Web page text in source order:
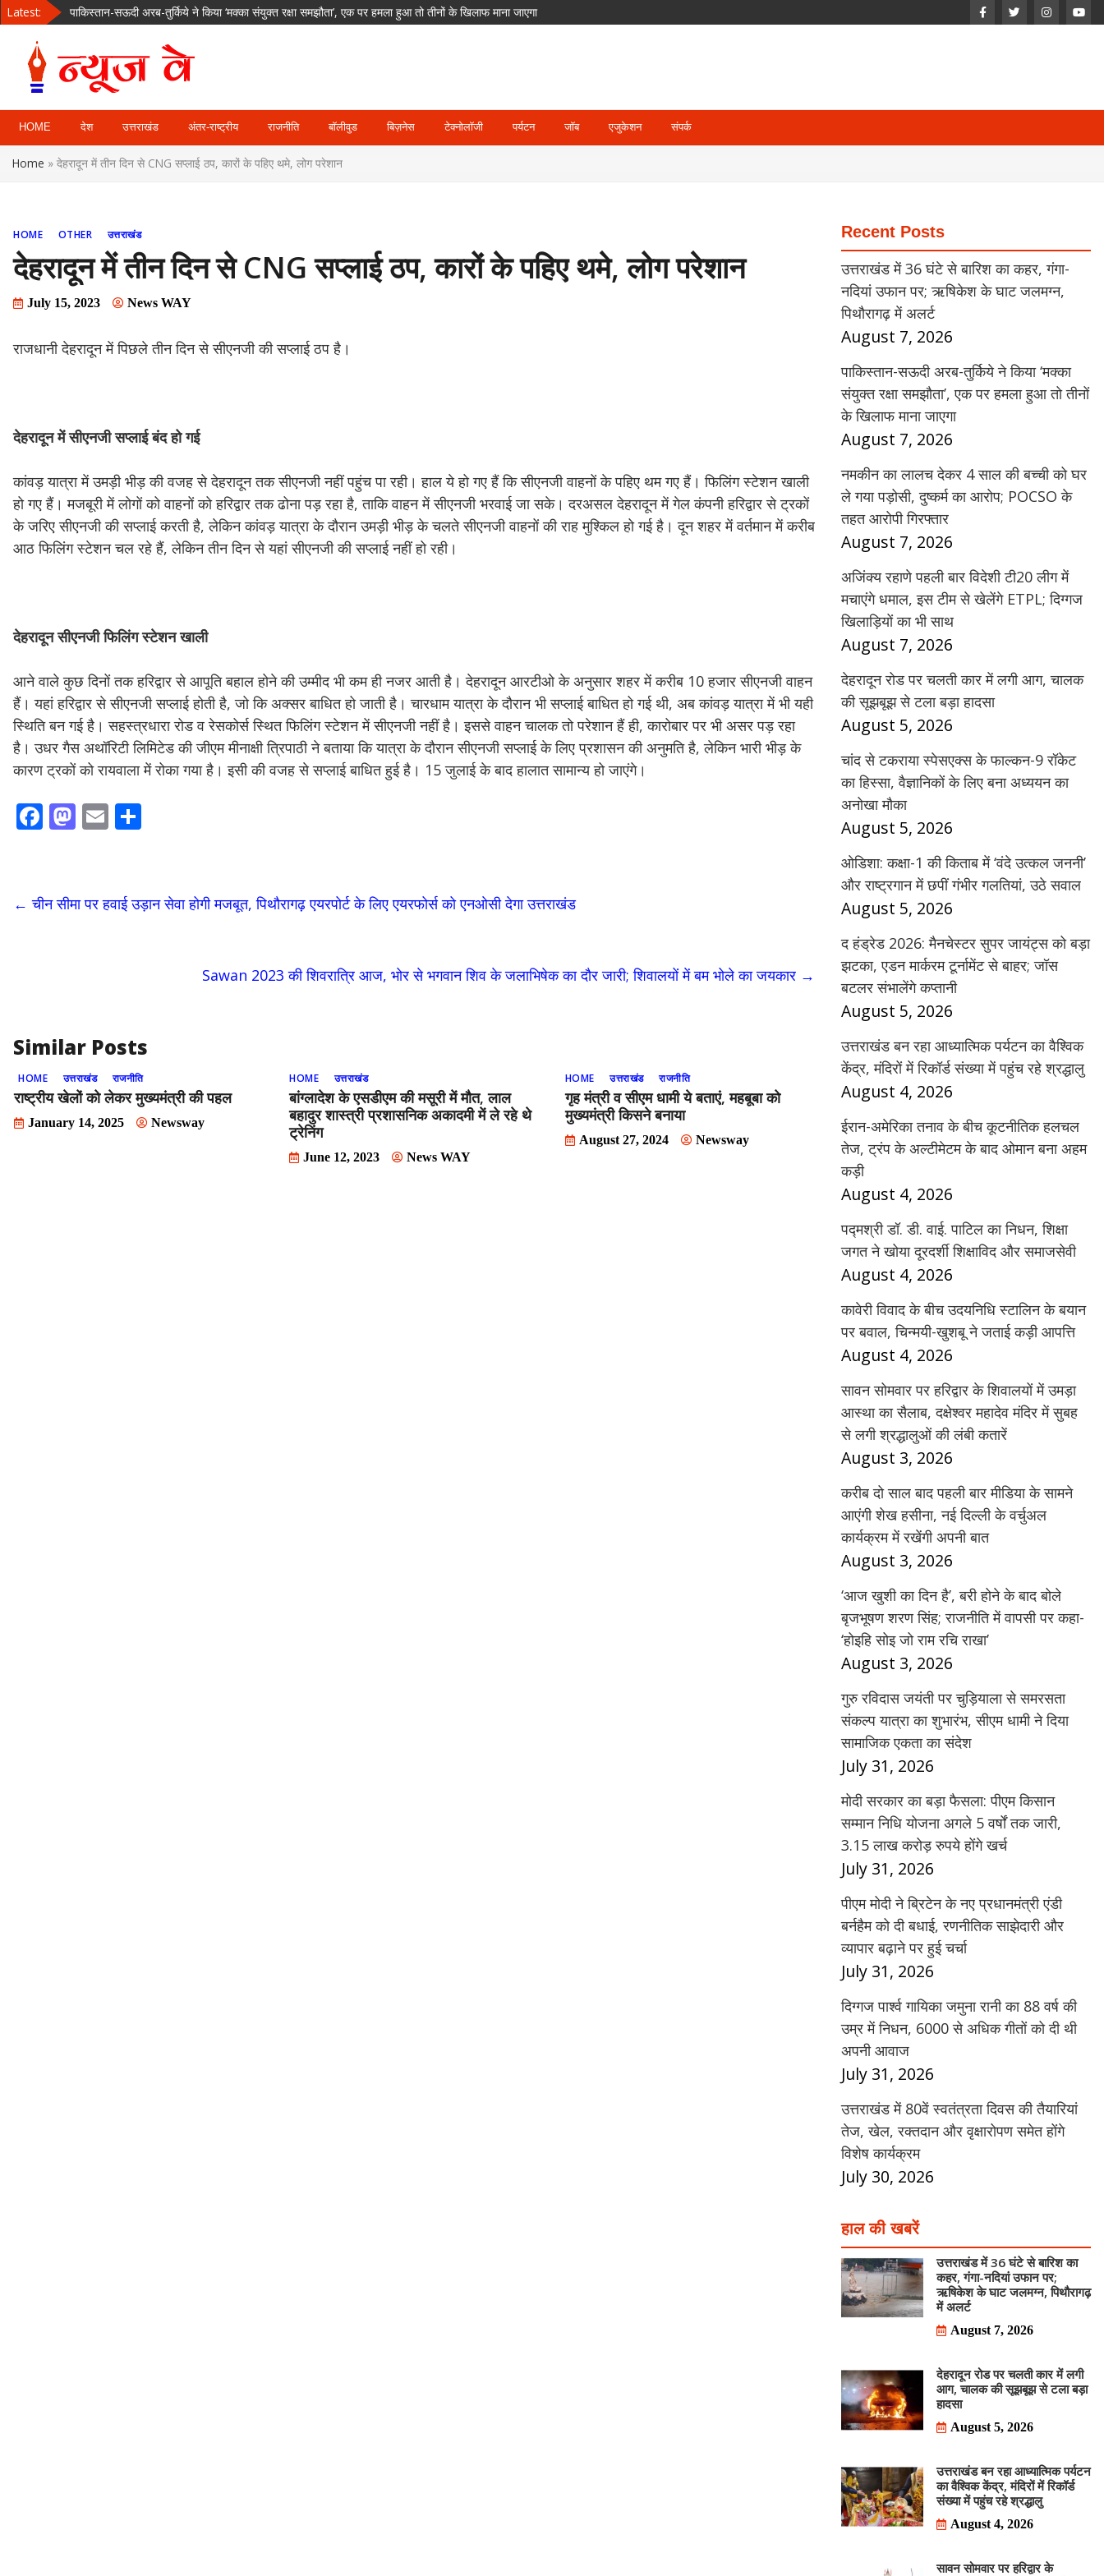
Skip
content
Latest:
पाकिस्तान-सऊदी अरब-तुर्किये ने किया ‘मक्का संयुक्त रक्षा समझौता’, एक पर हमला हुआ तो तीनों के खिलाफ माना जाएगा
अजिंक्य रहाणे पहली बार विदेशी टी20 लीग में मचाएंगे धमाल, इस टीम से खेलेंगे ETPL; दिग्गज खिलाड़ियों का भी साथ
देहरादून रोड पर चलती कार में लगी आग, चालक की सूझबूझ से टला बड़ा हादसा
उत्तराखंड में 36 घंटे से बारिश का कहर, गंगा-नदियां उफान पर; ऋषिकेश के घाट जलमग्न, पिथौरागढ़ में अलर्ट
News Way:
Uttarakhand,
Delhi News
Portal
HOME देश उत्तराखंड अंतर-राष्ट्रीय राजनीति बॉलीवुड बिज़नेस टेक्नोलॉजी पर्यटन जॉब एजुकेशन संपर्क
Home » देहरादून में तीन दिन से CNG सप्लाई ठप, कारों के पहिए थमे, लोग परेशान
HOME OTHER उत्तराखंड
देहरादून में तीन दिन से CNG सप्लाई ठप, कारों के पहिए थमे, लोग परेशान
July 15, 2023 News WAY
राजधानी देहरादून में पिछले तीन दिन से सीएनजी की सप्लाई ठप है।
देहरादूनमेंसीएनजीसप्लाईबंदहोगई
कांवड़ यात्रा में उमड़ी भीड़ की वजह से देहरादून तक सीएनजी नहीं पहुंच पा रही। हाल ये हो गए हैं कि सीएनजी वाहनों के पहिए थम गए हैं। फिलिंग स्टेशन खाली
हो गए हैं। मजबूरी में लोगों को वाहनों को हरिद्वार तक ढोना पड़ रहा है, ताकि वाहन में सीएनजी भरवाई जा सके। दरअसल देहरादून में गेल कंपनी हरिद्वार से ट्रकों
के जरिए सीएनजी की सप्लाई करती है, लेकिन कांवड़ यात्रा के दौरान उमड़ी भीड़ के चलते सीएनजी वाहनों की राह मुश्किल हो गई है। दून शहर में वर्तमान में करीब
आठ फिलिंग स्टेशन चल रहे हैं, लेकिन तीन दिन से यहां सीएनजी की सप्लाई नहीं हो रही।
देहरादूनसीएनजीफिलिंगस्टेशनखाली
आने वाले कुछ दिनों तक हरिद्वार से आपूति बहाल होने की उम्मीद भी कम ही नजर आती है। देहरादून आरटीओ के अनुसार शहर में करीब 10 हजार सीएनजी वाहन
हैं। यहां हरिद्वार से सीएनजी सप्लाई होती है, जो कि अक्सर बाधित हो जाती है। चारधाम यात्रा के दौरान भी सप्लाई बाधित हो गई थी, अब कांवड़ यात्रा में भी यही
स्थिति बन गई है। सहस्त्रधारा रोड व रेसकोर्स स्थित फिलिंग स्टेशन में सीएनजी नहीं है। इससे वाहन चालक तो परेशान हैं ही, कारोबार पर भी असर पड़ रहा
है। उधर गैस अथॉरिटी लिमिटेड की जीएम मीनाक्षी त्रिपाठी ने बताया कि यात्रा के दौरान सीएनजी सप्लाई के लिए प्रशासन की अनुमति है, लेकिन भारी भीड़ के
कारण ट्रकों को रायवाला में रोका गया है। इसी की वजह से सप्लाई बाधित हुई है। 15 जुलाई के बाद हालात सामान्य हो जाएंगे।
F
b
o
M
d
o
E
l e
← चीन सीमा पर हवाई उड़ान सेवा होगी मजबूत, पिथौरागढ़ एयरपोर्ट के लिए एयरफोर्स को एनओसी देगा उत्तराखंड
Sawan 2023 की शिवरात्रि आज, भोर से भगवान शिव के जलाभिषेक का दौर जारी; शिवालयों में बम भोले का जयकार →
Similar Posts
HOME उत्तराखंड राजनीति
राष्ट्रीय खेलों को लेकर मुख्यमंत्री की पहल
January 14, 2025 Newsway
HOME उत्तराखंड
बांग्‍लादेश के एसडीएम की मसूरी में मौत, लाल
बहादुर शास्‍त्री प्रशासनिक अकादमी में ले रहे थे
ट्रेनिंग
June 12, 2023 News WAY
HOME उत्तराखंड राजनीति
गृह मंत्री व सीएम धामी ये बताएं, महबूबा को
मुख्यमंत्री किसने बनाया
August 27, 2024 Newsway
Recent Posts
उत्तराखंड में 36 घंटे से बारिश का कहर, गंगा-
नदियां उफान पर; ऋषिकेश के घाट जलमग्न,
पिथौरागढ़ में अलर्ट
August 7, 2026
पाकिस्तान-सऊदी अरब-तुर्किये ने किया ‘मक्का
संयुक्त रक्षा समझौता’, एक पर हमला हुआ तो तीनों
के खिलाफ माना जाएगा
August 7, 2026
नमकीन का लालच देकर 4 साल की बच्ची को घर
ले गया पड़ोसी, दुष्कर्म का आरोप; POCSO के
तहत आरोपी गिरफ्तार
August 7, 2026
अजिंक्य रहाणे पहली बार विदेशी टी20 लीग में
मचाएंगे धमाल, इस टीम से खेलेंगे ETPL; दिग्गज
खिलाड़ियों का भी साथ
August 7, 2026
देहरादून रोड पर चलती कार में लगी आग, चालक
की सूझबूझ से टला बड़ा हादसा
August 5, 2026
चांद से टकराया स्पेसएक्स के फाल्कन-9 रॉकेट
का हिस्सा, वैज्ञानिकों के लिए बना अध्ययन का
अनोखा मौका
August 5, 2026
ओडिशा: कक्षा-1 की किताब में ‘वंदे उत्कल जननी’
और राष्ट्रगान में छपीं गंभीर गलतियां, उठे सवाल
August 5, 2026
द हंड्रेड 2026: मैनचेस्टर सुपर जायंट्स को बड़ा
झटका, एडन मार्करम टूर्नामेंट से बाहर; जॉस
बटलर संभालेंगे कप्तानी
August 5, 2026
उत्तराखंड बन रहा आध्यात्मिक पर्यटन का वैश्विक
केंद्र, मंदिरों में रिकॉर्ड संख्या में पहुंच रहे श्रद्धालु
August 4, 2026
ईरान-अमेरिका तनाव के बीच कूटनीतिक हलचल
तेज, ट्रंप के अल्टीमेटम के बाद ओमान बना अहम
कड़ी
August 4, 2026
पद्मश्री डॉ. डी. वाई. पाटिल का निधन, शिक्षा
जगत ने खोया दूरदर्शी शिक्षाविद और समाजसेवी
August 4, 2026
कावेरी विवाद के बीच उदयनिधि स्टालिन के बयान
पर बवाल, चिन्मयी-खुशबू ने जताई कड़ी आपत्ति
August 4, 2026
सावन सोमवार पर हरिद्वार के शिवालयों में उमड़ा
आस्था का सैलाब, दक्षेश्वर महादेव मंदिर में सुबह
से लगी श्रद्धालुओं की लंबी कतारें
August 3, 2026
करीब दो साल बाद पहली बार मीडिया के सामने
आएंगी शेख हसीना, नई दिल्ली के वर्चुअल
कार्यक्रम में रखेंगी अपनी बात
August 3, 2026
‘आज खुशी का दिन है’, बरी होने के बाद बोले
बृजभूषण शरण सिंह; राजनीति में वापसी पर कहा-
‘होइहि सोइ जो राम रचि राखा’
August 3, 2026
गुरु रविदास जयंती पर चुड़ियाला से समरसता
संकल्प यात्रा का शुभारंभ, सीएम धामी ने दिया
सामाजिक एकता का संदेश
July 31, 2026
मोदी सरकार का बड़ा फैसला: पीएम किसान
सम्मान निधि योजना अगले 5 वर्षों तक जारी,
3.15 लाख करोड़ रुपये होंगे खर्च
July 31, 2026
पीएम मोदी ने ब्रिटेन के नए प्रधानमंत्री एंडी
बर्नहैम को दी बधाई, रणनीतिक साझेदारी और
व्यापार बढ़ाने पर हुई चर्चा
July 31, 2026
दिग्गज पार्श्व गायिका जमुना रानी का 88 वर्ष की
उम्र में निधन, 6000 से अधिक गीतों को दी थी
अपनी आवाज
July 31, 2026
उत्तराखंड में 80वें स्वतंत्रता दिवस की तैयारियां
तेज, खेल, रक्तदान और वृक्षारोपण समेत होंगे
विशेष कार्यक्रम
July 30, 2026
हाल की खबरें
उत्तराखंड में 36 घंटे से बारिश का
कहर, गंगा-नदियां उफान पर;
ऋषिकेश के घाट जलमग्न, पिथौरागढ़
में अलर्ट
August 7, 2026
देहरादून रोड पर चलती कार में लगी
आग, चालक की सूझबूझ से टला बड़ा
हादसा
August 5, 2026
उत्तराखंड बन रहा आध्यात्मिक पर्यटन
का वैश्विक केंद्र, मंदिरों में रिकॉर्ड
संख्या में पहुंच रहे श्रद्धालु
August 4, 2026
सावन सोमवार पर हरिद्वार के